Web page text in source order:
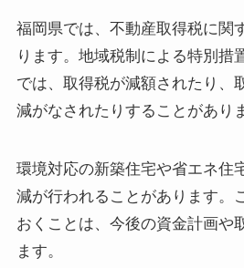
福岡県では、不動産取得税に関
ります。地域税制による特別措
では、取得税が減額されたり、
減がなされたりすることがあり
環境対応の新築住宅や省エネ住
減が行われることがあります。
おくことは、今後の資金計画や
ます。